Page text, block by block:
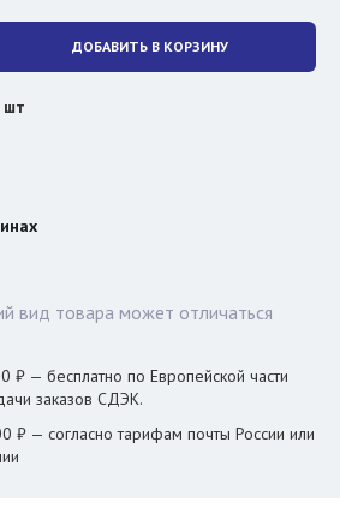
ДОБАВИТЬ В КОРЗИНУ
шт
вид товара может отличаться
₽ — бесплатно по Европейской части
заказов СДЭК.
₽ — согласно тарифам почты России или